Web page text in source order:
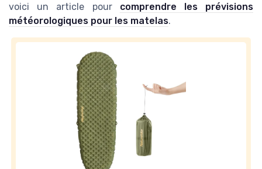
voici un article pour comprendre les prévisions
météorologiques pour les matelas.